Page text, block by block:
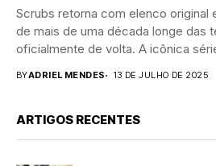
Scrubs retorna com elenco original
de mais de uma década longe das
oficialmente de volta. A icônica
BYADRIEL MENDES 13 DE JULHO DE 2025
ARTIGOS RECENTES